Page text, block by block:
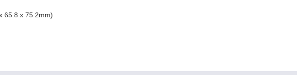
65.8 x 75.2mm)